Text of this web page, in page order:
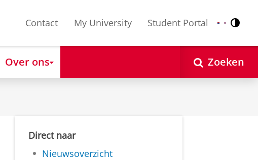
Contact My University Student Portal Nederlands
English
Over ons Zoeken
Direct naar
Nieuwsoverzicht